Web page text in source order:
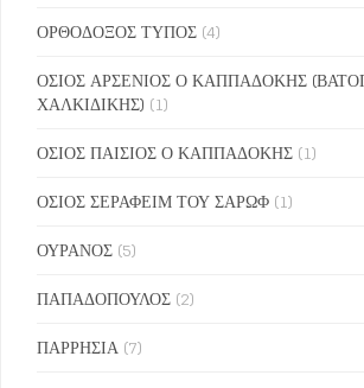
ΟΡΘΟΔΟΞΟΣ ΤΥΠΟΣ (4)
ΟΣΙΟΣ ΑΡΣΕΝΙΟΣ Ο ΚΑΠΠΑΔΟΚΗΣ
ΧΑΛΚΙΔΙΚΗΣ) (1)
ΟΣΙΟΣ ΠΑΙΣΙΟΣ Ο ΚΑΠΠΑΔΟΚΗΣ (1)
ΟΣΙΟΣ ΣΕΡΑΦΕΙΜ ΤΟΥ ΣΑΡΩΦ (1)
ΟΥΡΑΝΟΣ (5)
ΠΑΠΑΔΟΠΟΥΛΟΣ (2)
ΠΑΡΡΗΣΙΑ (7)